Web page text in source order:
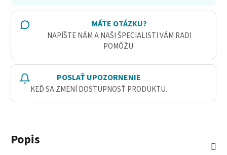
MÁTE OTÁZKU?
NAPÍŠTE NÁM A NAŠI ŠPECIALISTI VÁM RADI
POMÔŽU.
POSLAŤ UPOZORNENIE
KEĎ SA ZMENÍ DOSTUPNOSŤ PRODUKTU.
Popis